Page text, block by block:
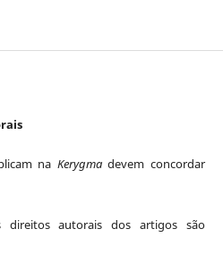
na Kerygmadevem concordar
direitos autorais dos artigos são